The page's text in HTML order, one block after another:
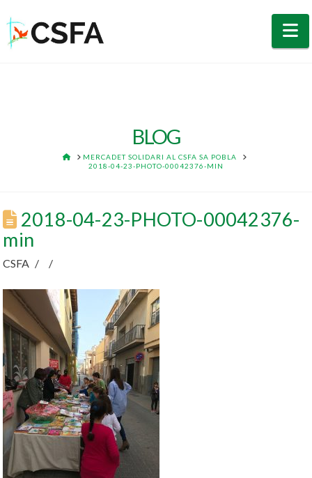
BLOG
HOMEMERCADET SOLIDARI AL CSFA SA POBLA
2018-04-23-PHOTO-00042376-MIN
2018-04-23-PHOTO-00042376-
min
CSFA